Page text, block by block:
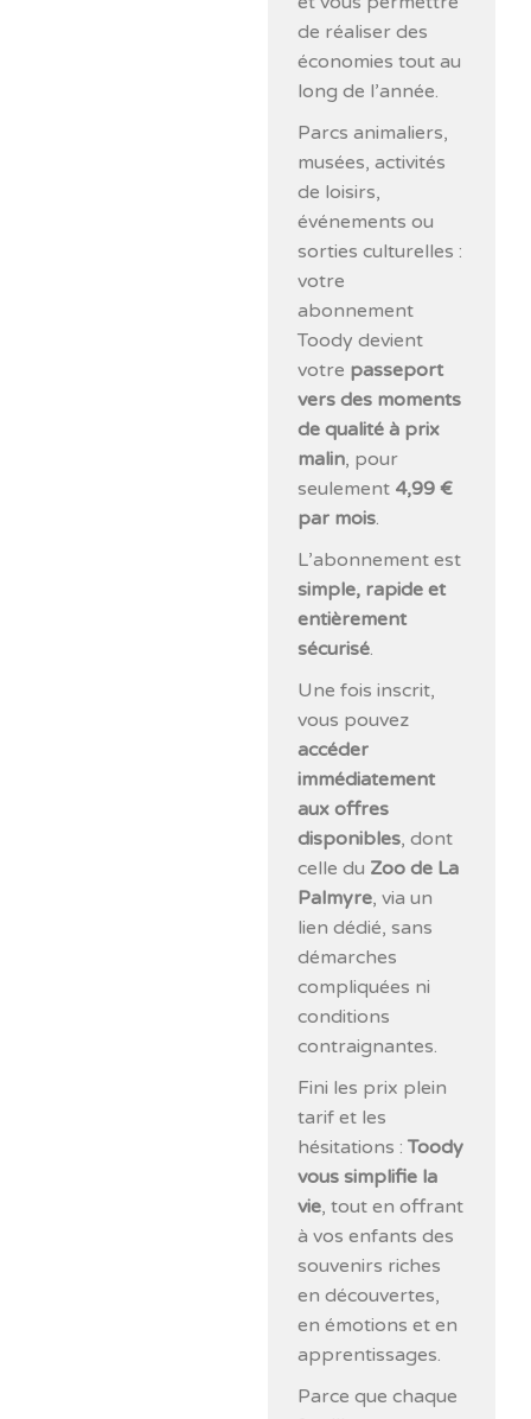
de réaliser des
économies tout au
long de l’année.
Parcs animaliers,
musées, activités
de loisirs,
événements ou
sorties culturelles :
votre
abonnement
Toody devient
votre passeport
vers des moments
de qualité à prix
malin, pour
seulement 4,99 €
par mois.
L’abonnement est
simple, rapide et
entièrement
sécurisé.
Une fois inscrit,
vous pouvez
accéder
immédiatement
aux offres
disponibles, dont
celle du Zoo de La
Palmyre, via un
lien dédié, sans
démarches
compliquées ni
conditions
contraignantes.
Fini les prix plein
tarif et les
hésitations :Toody
vous simplifie la
vie, tout en offrant
à vos enfants des
souvenirs riches
en découvertes,
en émotions et en
apprentissages.
Parce que chaque